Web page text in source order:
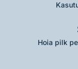
Hoia pilk